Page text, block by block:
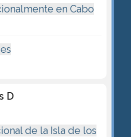
en Cabo
D
de la Isla de los